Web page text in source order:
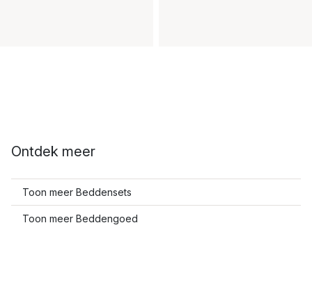
Ontdek meer
Toon meer Beddensets
Toon meer Beddengoed